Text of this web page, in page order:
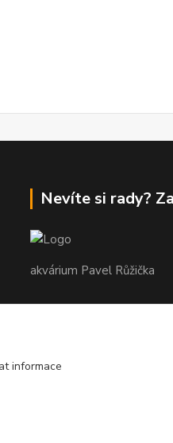
Nevíte si rady?
akvárium Pavel Růžička
info@akvariumruzicka.cz
informace